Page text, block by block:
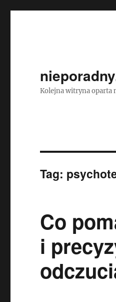
Kolejna witryna oparta
Tag:
Co
i